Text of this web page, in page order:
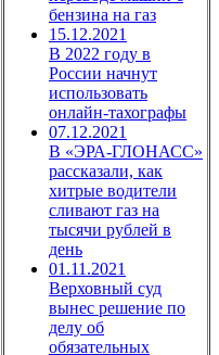
бензина на газ
15.12.2021
В 2022 году в
России начнут
использовать
онлайн-тахографы
07.12.2021
В «ЭРА-ГЛОНАСС»
рассказали, как
хитрые водители
сливают газ на
тысячи рублей в
день
01.11.2021
Верховный суд
вынес решение по
делу об
обязательных